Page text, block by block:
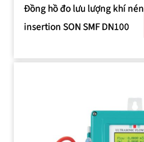
Đồng hồ đo lưu lượng khí nén
insertion SON SMF DN100